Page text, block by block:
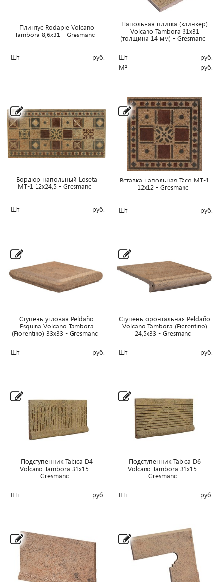
Плинтус Rodapie Volcano
Tambora 8,6x31 - Gresmanc
Шт руб.
Напольная плитка (клинкер)
Volcano Tambora 31x31
(толщина 14 мм) - Gresmanc
Шт
руб.
М²
руб.
Бордюр напольный Loseta
MT-1 12x24,5 - Gresmanc
Шт руб.
Вставка напольная Taco MT-1
12x12 - Gresmanc
Шт руб.
Ступень угловая Peldaño
Esquina Volcano Tambora
(Fiorentino) 33x33 - Gresmanc
Шт руб.
Ступень фронтальная Peldaño
Volcano Tambora (Fiorentino)
24,5x33 - Gresmanc
Шт руб.
Подступенник Tabica D4
Volcano Tambora 31x15 -
Gresmanc
Шт руб.
Подступенник Tabica D6
Volcano Tambora 31x15 -
Gresmanc
Шт руб.